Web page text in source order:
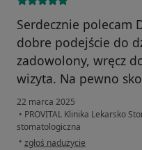
Serdecznie polecam
dobre podejście do
zadowolony, wręcz
wizyta. Na pewno
22 marca 2025
• PROVITAL Klinika Lekarsko
stomatologiczna
• w opinii użytkownika Katarzyna
zgłoś nadużycie